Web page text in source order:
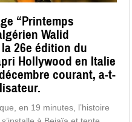
“Printemps
Walid
26e édition du
Hollywood en Italie
courant, a-t-
en 19 minutes, l’histoire